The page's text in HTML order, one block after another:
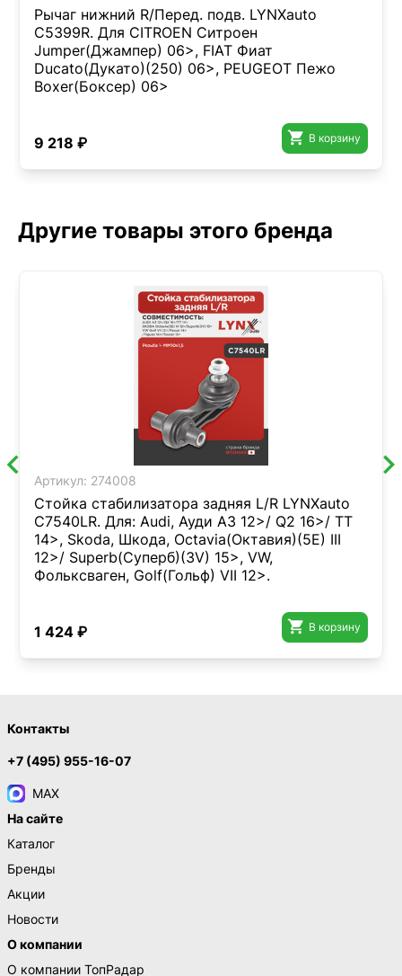
Рычаг нижний R/Перед. подв. LYNXauto
C5399R. Для CITROEN Ситроен
Jumper(Джампер) 06>, FIAT Фиат
Ducato(Дукато)(250) 06>, PEUGEOT Пежо
Boxer(Боксер) 06>
9 218 ₽  В корзину
Другие товары этого бренда
Артикул: 274008
Стойка стабилизатора задняя L/R LYNXauto
C7540LR. Для: Audi, Ауди A3 12>/ Q2 16>/ TT
14>, Skoda, Шкода, Octavia(Октавия)(5E) III
12>/ Superb(Суперб)(3V) 15>, VW,
Фольксваген, Golf(Гольф) VII 12>.
1 424 ₽  В корзину
Контакты
+7 (495) 955-16-07
MAX
На сайте
Каталог
Бренды
Акции
Новости
О компании
О компании ТопРадар